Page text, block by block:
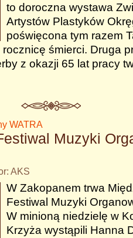
to doroczna wystawa
Artystów Plastyków
poświęcona tym razem
śmierci. Druga
z okazji 65 lat pracy
WATRA
Muzyki
AKS
W Zakopanem trwa
Festiwal Muzyki
W minioną niedzielę w
Krzyża wystąpili Hanna